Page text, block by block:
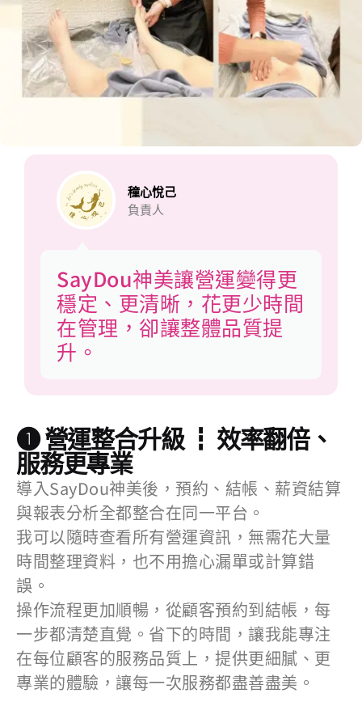
SayDou神美讓營運變得更
穩定、更清晰，花更少時間
在管理，卻讓整體品質提
升。
穜心悅己
負責人
❶ 營運整合升級 ┇ 效率翻倍、
服務更專業
導入SayDou神美後，預約、結帳、薪資結算
與報表分析全都整合在同一平台。
我可以隨時查看所有營運資訊，無需花大量
時間整理資料，也不用擔心漏單或計算錯
誤。
操作流程更加順暢，從顧客預約到結帳，每
一步都清楚直覺。省下的時間，讓我能專注
在每位顧客的服務品質上，提供更細膩、更
專業的體驗，讓每一次服務都盡善盡美。